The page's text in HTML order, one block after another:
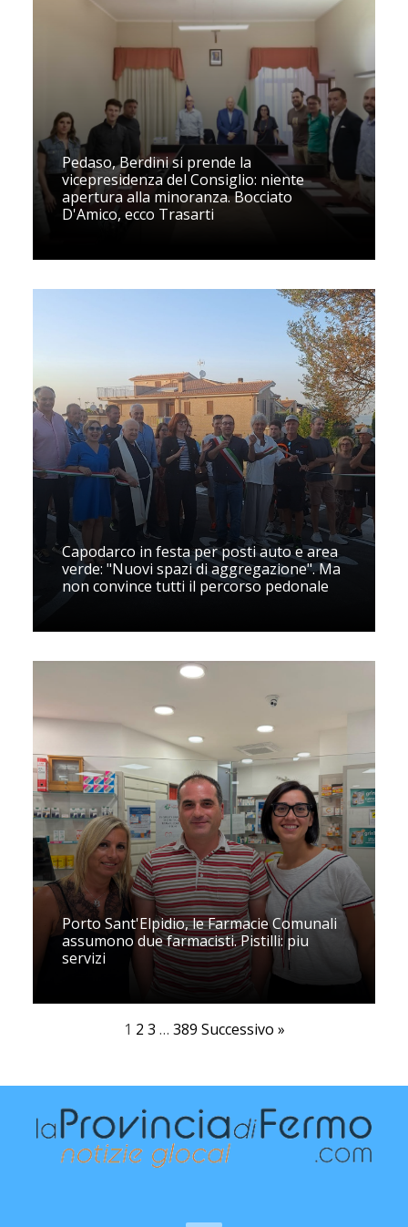
Pedaso, Berdini si prende la
vicepresidenza del Consiglio: niente
apertura alla minoranza. Bocciato
D'Amico, ecco Trasarti
Capodarco in festa per posti auto e area
verde: "Nuovi spazi di aggregazione". Ma
non convince tutti il percorso pedonale
Porto Sant'Elpidio, le Farmacie Comunali
assumono due farmacisti. Pistilli: piu
servizi
1 2 3 … 389 Successivo »